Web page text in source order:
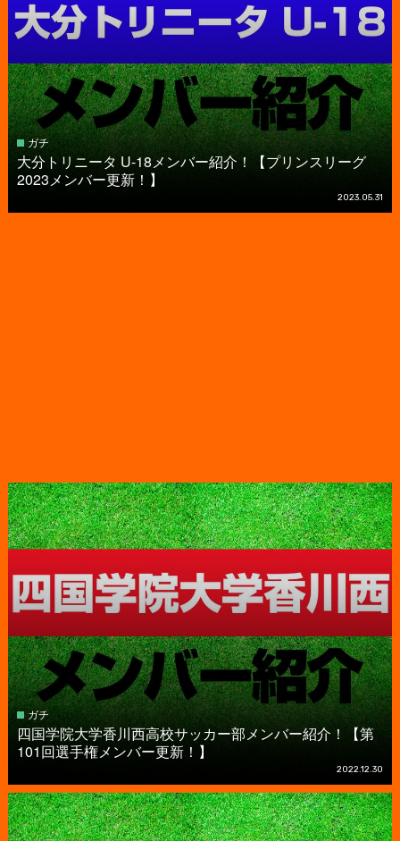
ガチ
大分トリニータ U-18メンバー紹介！【プリンスリーグ
2023メンバー更新！】
2023.05.31
ガチ
四国学院大学香川西高校サッカー部メンバー紹介！【第
101回選手権メンバー更新！】
2022.12.30